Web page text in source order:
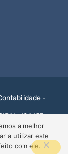
-
124657-
por AG
a melhor
a utilizar este
com ele.